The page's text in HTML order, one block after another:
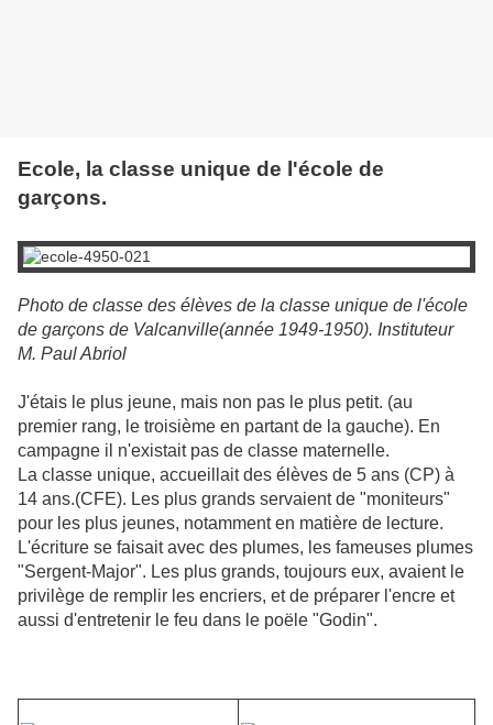
Ecole, la classe unique de l'école de
garçons.
Photo de classe des élèves de la classe unique de l'école
de garçons de Valcanville(année 1949-1950). Instituteur
M. Paul Abriol
J'étais le plus jeune, mais non pas le plus petit. (au
premier rang, le troisième en partant de la gauche). En
campagne il n'existait pas de classe maternelle.
La classe unique, accueillait des élèves de 5 ans (CP) à
14 ans.(CFE). Les plus grands servaient de "moniteurs"
pour les plus jeunes, notamment en matière de lecture.
L'écriture se faisait avec des plumes, les fameuses plumes
"Sergent-Major". Les plus grands, toujours eux, avaient le
privilège de remplir les encriers, et de préparer l'encre et
aussi d'entretenir le feu dans le poële "Godin".